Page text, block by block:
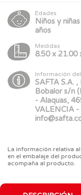
Edades
Niños y
años
Medidas
8.50 x 21.00
Información
SAFTA S.A.
Bobalor s/n
- Alaquas,
VALENCIA -
La información relativa
en el embalaje del
acompaña al producto.